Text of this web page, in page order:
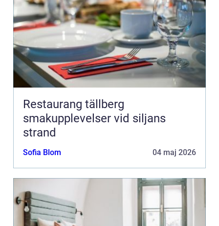
Restaurang tällberg
smakupplevelser vid siljans
strand
Sofia Blom 04 maj 2026